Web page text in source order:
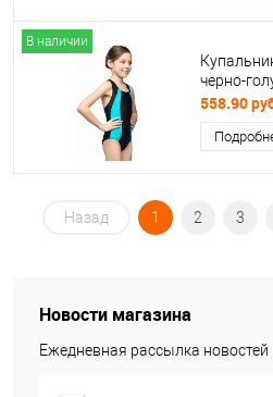
В наличии
черно-
558.90
Назад 1 2 3
Новости магазина
Ежедневная рассылка новостей